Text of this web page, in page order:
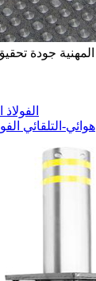
المهنية جودة
هوائي-التلقائي